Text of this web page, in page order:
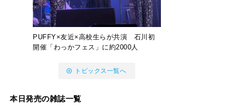
PUFFY×友近×高校生らが共演 石川初
開催「わっかフェス」に約2000人
トピックス一覧へ
本日発売の雑誌一覧